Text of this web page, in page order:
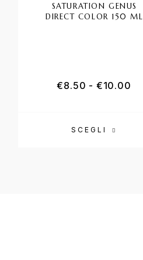
SCEGLI
SATURATION GENUS
DIRECT COLOR 150 ML
€8.50 - €10.00